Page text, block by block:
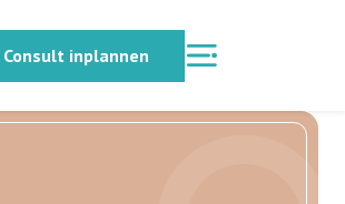
Consult inplannen